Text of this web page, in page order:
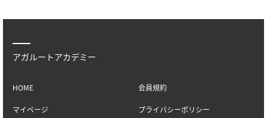
アガルートアカデミー
HOME
マイページ
会員規約
プライバシーポリシー